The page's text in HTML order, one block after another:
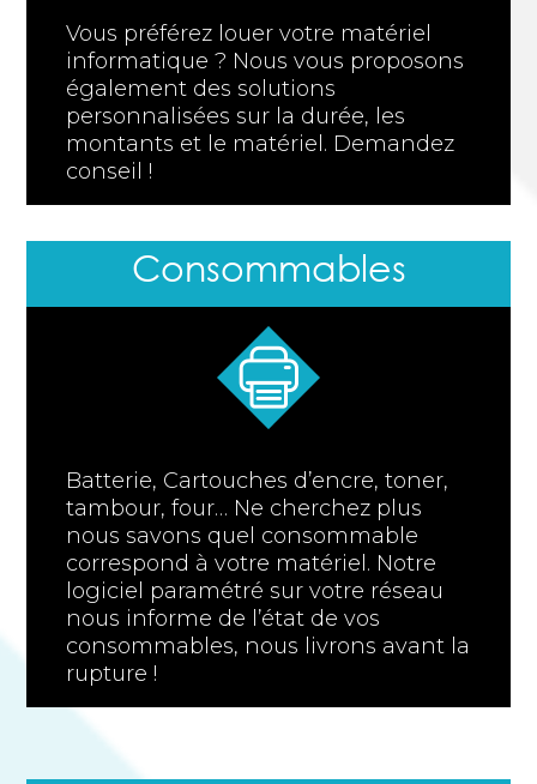
Vous préférez louer votre matériel
informatique ? Nous vous proposons
également des solutions
personnalisées sur la durée, les
montants et le matériel. Demandez
conseil !
Consommables
Batterie, Cartouches d’encre, toner,
tambour, four… Ne cherchez plus
nous savons quel consommable
correspond à votre matériel. Notre
logiciel paramétré sur votre réseau
nous informe de l’état de vos
consommables, nous livrons avant la
rupture !